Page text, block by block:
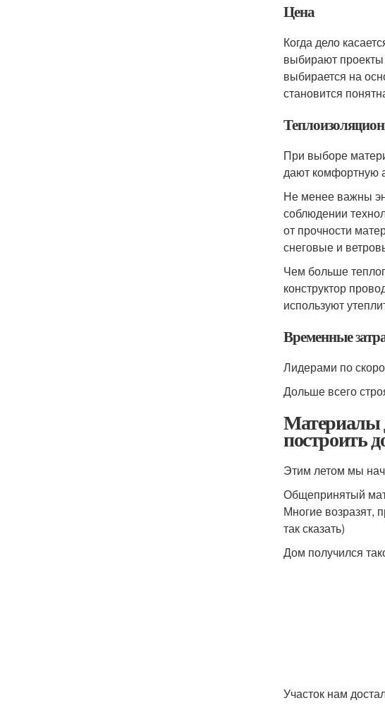
Цена
Когда дело
выбирают
выбирается на
становится
При выборе
дают комфортную
Не менее важны
соблюдении
от прочности
снеговые и
Чем больше
конструктор
используют
Временные
Лидерами по
Дольше всего
Материалы
построить
Этим летом мы
Общепринятый
Многие возразят,
так сказать)
Дом получился
Участок нам